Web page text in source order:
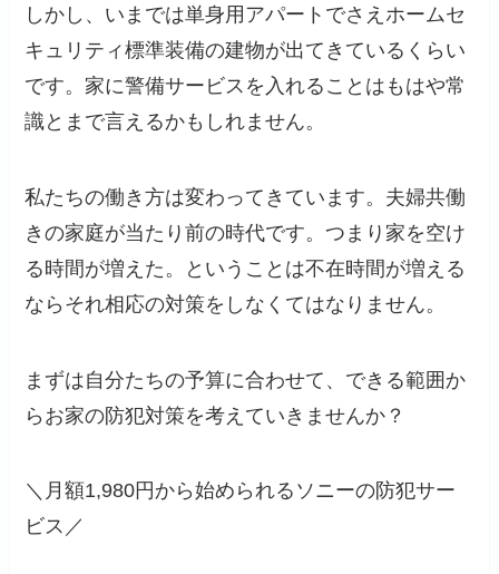
しかし、いまでは単身用アパートでさえホームセ
キュリティ標準装備の建物が出てきているくらい
です。家に警備サービスを入れることはもはや常
識とまで言えるかもしれません。
私たちの働き方は変わってきています。夫婦共働
きの家庭が当たり前の時代です。つまり家を空け
る時間が増えた。ということは不在時間が増える
ならそれ相応の対策をしなくてはなりません。
まずは自分たちの予算に合わせて、できる範囲か
らお家の防犯対策を考えていきませんか？
＼月額1,980円から始められるソニーの防犯サー
ビス／